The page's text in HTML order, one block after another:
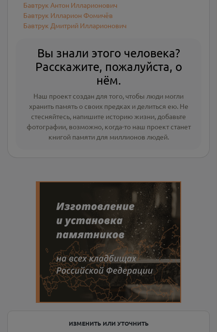
Бавтрук Антон Илларионович
Бавтрук Илларион Фомичёв
Бавтрук Дмитрий Илларионович
Вы знали этого человека?
Расскажите, пожалуйста, о
нём.
Наш проект создан для того, чтобы люди могли
хранить память о своих предках и делиться ею. Не
стесняйтесь, напишите историю жизни, добавьте
фотографии, возможно, когда-то наш проект станет
книгой памяти для миллионов людей.
ИЗМЕНИТЬ ИЛИ УТОЧНИТЬ